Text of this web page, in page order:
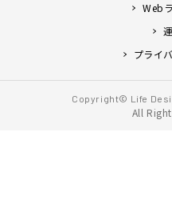
Web
プライ
Copyright© Life
All